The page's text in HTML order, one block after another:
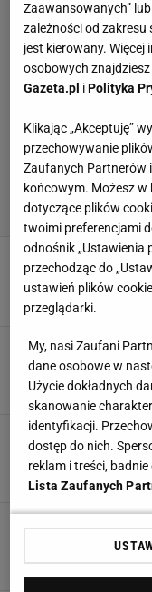
MŚ
MŚ
kd,21
MŚ
Zaawansowanych”
zależności od
jest kierowany.
osobowych
Gazeta.pl iPolityka
Klikając „Akceptuję”
przechowywanie
Zaufanych Partnerów
końcowym. Możesz w
dotyczące plików
twoimi preferencjami
odnośnik „Ustawienia
przechodząc do
ustawień plików
przeglądarki.
My, nasi Zaufani
dane osobowe w
Użycie dokładnych
skanowanie
identyfikacji.
dostęp do nich.
reklam i treści,
Lista Zaufanych